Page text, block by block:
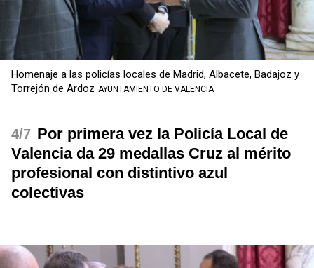
Homenaje a las policías locales de Madrid, Albacete, Badajoz y
Torrejón de Ardoz AYUNTAMIENTO DE VALENCIA
/7 Por primera vez la Policía Local de
Valencia da 29 medallas Cruz al mérito
profesional con distintivo azul
colectivas